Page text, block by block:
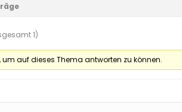
1)
auf dieses Thema antworten zu können.